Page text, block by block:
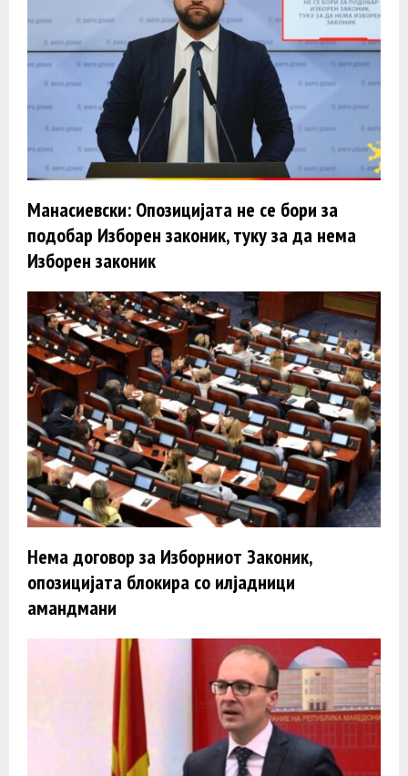
Манасиевски: Опозицијата не се бори за
подобар Изборен законик, туку за да нема
Изборен законик
Нема договор за Изборниот Законик,
опозицијата блокира со илјадници
амандмани